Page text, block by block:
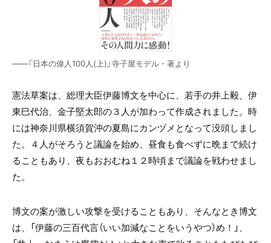
——『日本の偉人100人(上)』寺子屋モデル・著より
憲法草案は、総理大臣伊藤博文を中心に、若手の井上毅、伊
東巳代治、金子堅太郎の３人が加わって作成されました。時
には神奈川県横須賀沖の夏島にカンヅメとなって没頭しまし
た。４人がそろうと議論を始め、昼食も食べずに晩まで続け
ることもあり、夜もおおむね１２時頃まで議論を戦わせまし
た。
博文の案が激しい攻撃を受けることもあり、そんなとき博文
は、「伊藤の三百代言（いい加減なことをいうやつ）め！」、